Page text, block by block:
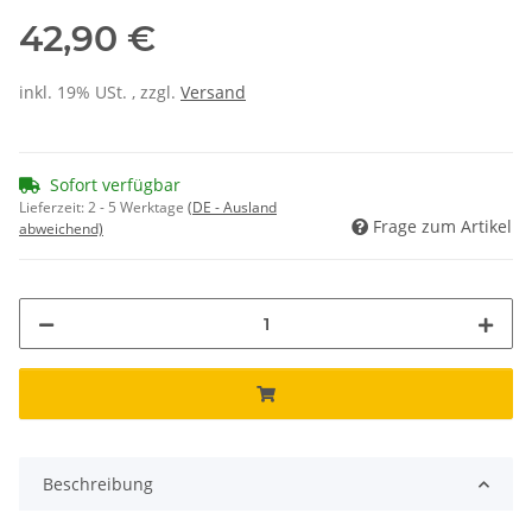
42,90 €
inkl. 19% USt. , zzgl. Versand
Sofort verfügbar
Lieferzeit:2 - 5 Werktage (DE - Ausland
abweichend)
Frage zum Artikel
Beschreibung